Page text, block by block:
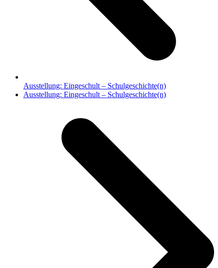
Ausstellung: Eingeschult – Schulgeschichte(n)
Nächster
Ausstellung: Eingeschult – Schulgeschichte(n)